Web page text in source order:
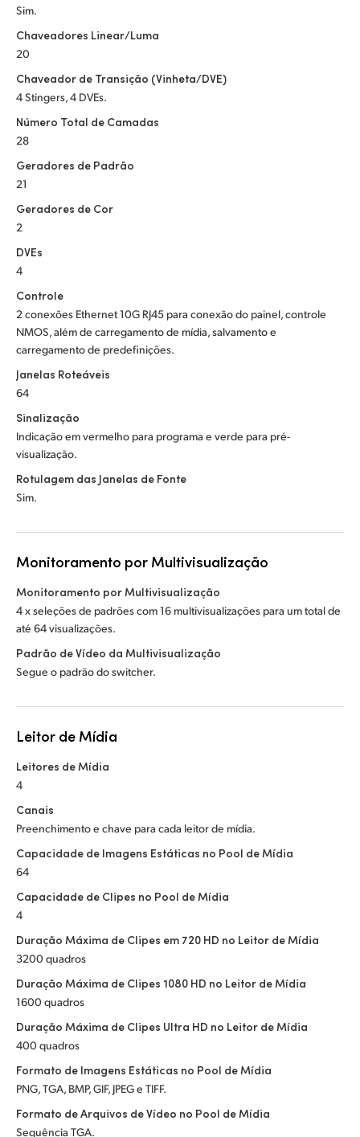
Sim.
Chaveadores Linear/Luma
20
Chaveador de Transição (Vinheta/DVE)
4 Stingers, 4 DVEs.
Número Total de Camadas
28
Geradores de Padrão
21
Geradores de Cor
2
DVEs
4
Controle
2 conexões Ethernet 10G RJ45 para conexão do painel, controle
NMOS, além de carregamento de mídia, salvamento e
carregamento de predefinições.
Janelas Roteáveis
64
Sinalização
Indicação em vermelho para programa e verde para pré-
visualização.
Rotulagem das Janelas de Fonte
Sim.
Monitoramento por Multivisualização
Monitoramento por Multivisualização
4 x seleções de padrões com 16 multivisualizações para um total de
até 64 visualizações.
Padrão de Vídeo da Multivisualização
Segue o padrão do switcher.
Leitor de Mídia
Leitores de Mídia
4
Canais
Preenchimento e chave para cada leitor de mídia.
Capacidade de Imagens Estáticas no Pool de Mídia
64
Capacidade de Clipes no Pool de Mídia
4
Duração Máxima de Clipes em 720 HD no Leitor de Mídia
3200 quadros
Duração Máxima de Clipes 1080 HD no Leitor de Mídia
1600 quadros
Duração Máxima de Clipes Ultra HD no Leitor de Mídia
400 quadros
Formato de Imagens Estáticas no Pool de Mídia
PNG, TGA, BMP, GIF, JPEG e TIFF.
Formato de Arquivos de Vídeo no Pool de Mídia
Sequência TGA.